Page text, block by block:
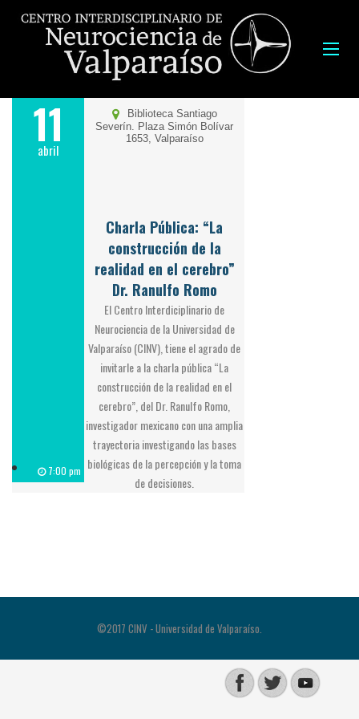
11
abril
7:00 pm
Biblioteca Santiago
Severín. Plaza Simón Bolívar
1653, Valparaíso
Charla Pública: “La
construcción de la
realidad en el cerebro”
Dr. Ranulfo Romo
El Centro Interdiciplinario de
Neurociencia de la Universidad de
Valparaíso (CINV), tiene el agrado de
invitarle a la charla pública “La
construcción de la realidad en el
cerebro”, del Dr. Ranulfo Romo,
investigador mexicano con una amplia
trayectoria investigando las bases
biológicas de la percepción y la toma
de decisiones.
©2017 CINV - Universidad de Valparaíso.